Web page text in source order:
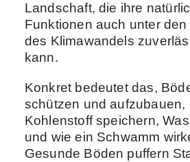
Landschaft, die ihre
Funktionen auch unter
des Klimawandels
kann.
Konkret bedeutet das,
schützen und aufzubauen,
Kohlenstoff speichern,
und wie ein Schwamm
Gesunde Böden puffern